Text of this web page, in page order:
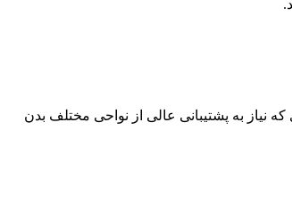
به پشتیبانی عالی از نواحی مختلف بدن